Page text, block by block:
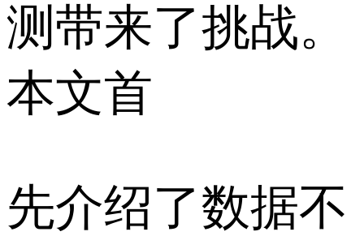
测带来了挑战。
本文首
先介绍了数据不